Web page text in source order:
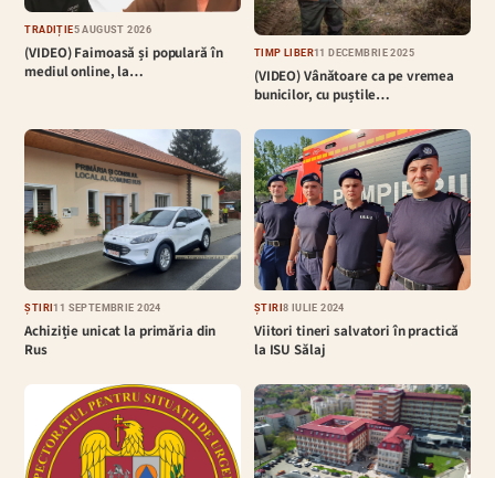
TRADIȚIE5 AUGUST 2026
(VIDEO) Faimoasă și populară în
mediul online, la…
TIMP LIBER11 DECEMBRIE 2025
(VIDEO) Vânătoare ca pe vremea
bunicilor, cu puștile…
ȘTIRI11 SEPTEMBRIE 2024
Achiziție unicat la primăria din
Rus
ȘTIRI8 IULIE 2024
Viitori tineri salvatori în practică
la ISU Sălaj